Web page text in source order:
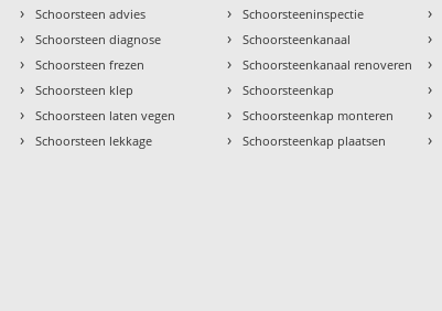
› Schoorsteen advies
› Schoorsteen diagnose
› Schoorsteen frezen
› Schoorsteen klep
› Schoorsteen laten vegen
› Schoorsteen lekkage
› Schoorsteeninspectie
› Schoorsteenkanaal
› Schoorsteenkanaal renoveren
› Schoorsteenkap
› Schoorsteenkap monteren
› Schoorsteenkap plaatsen
›
›
›
›
›
›